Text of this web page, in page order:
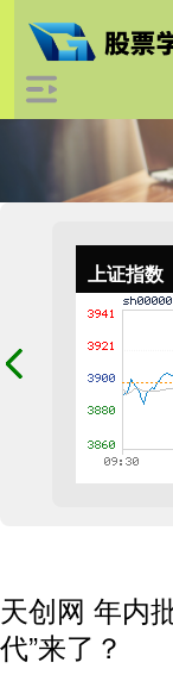
上证指数
天创网 年内
代”来了？